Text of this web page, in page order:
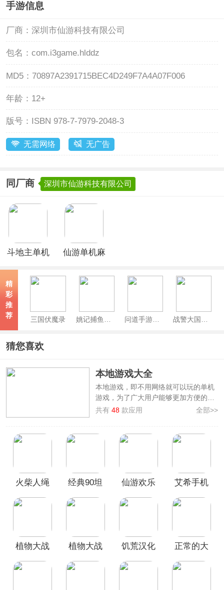
手游信息
厂商： 深圳市仙游科技有限公司
包名： com.i3game.hlddz
MD5： 70897A2391715BEC4D249F7A4A07F006
年龄： 12+
版号： ISBN 978-7-7979-2048-3
无需网络 无广告
同厂商 深圳市仙游科技有限公司
斗地主单机
仙游单机麻
精
彩
推
荐
三国伏魔录
猜您喜欢
本地游戏大全
本地游戏，即不用网络就可以玩的单机
游戏，为了广大用户能够更加方便的畅
玩手机游戏，本站专门整理制作了本地
植物大战僵尸融合版、经典90坦克大战
戏，欢迎前来本站挑选免费下载畅玩！
共有48 款应用 全部>>
火柴人绳
方正版
Hero)
经典90坦
仙游欢乐
艾希手机
植物大战
手机版
植物大战
版手机版
饥荒汉化
正常的大
中文版